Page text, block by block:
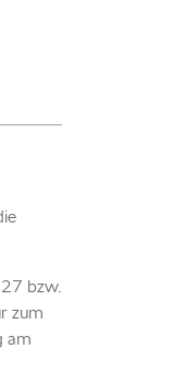
bzw.
zum
am